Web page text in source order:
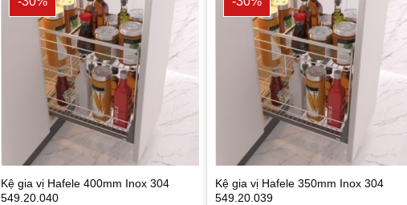
Kệ gia vị Hafele 400mm Inox 304
549.20.040
Kệ gia vị Hafele 350mm Inox 304
549.20.039